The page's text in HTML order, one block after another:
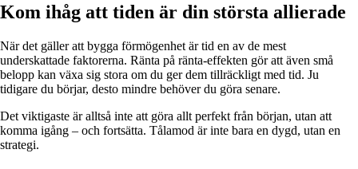
Kom ihåg att tiden är din största allierade
När det gäller att bygga förmögenhet är tid en av de mest
underskattade faktorerna. Ränta på ränta-effekten gör att även små
belopp kan växa sig stora om du ger dem tillräckligt med tid. Ju
tidigare du börjar, desto mindre behöver du göra senare.
Det viktigaste är alltså inte att göra allt perfekt från början, utan att
komma igång – och fortsätta. Tålamod är inte bara en dygd, utan en
strategi.